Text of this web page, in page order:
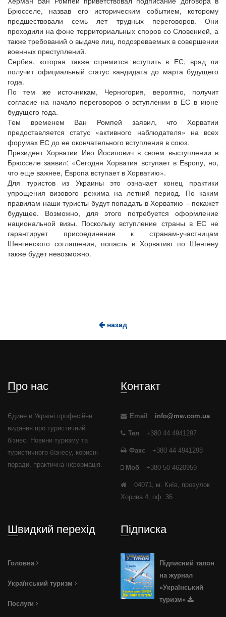
Брюсселе, назвав его историческим событием, которому
предшествовали семь лет трудных переговоров. Они
проходили на фоне территориальных споров со Словенией, а
также требований о выдаче лиц, подозреваемых в совершении
военных преступлений.
Сербия, которая также стремится вступить в ЕС, вряд ли
получит официальный статус кандидата до марта будущего
года.
По тем же источникам, Черногория, вероятно, получит
согласие на начало переговоров о вступлении в ЕС в июне
будущего года.
Тем временем Ван Ромпей заявил, что Хорватии
предоставляется статус «активного наблюдателя» на всех
форумах ЕС до ее окончательного вступления в союз.
Президент Хорватии Иво Йосипович в своем выступлении в
Брюсселе заявил: «Сегодня Хорватия вступает в Европу, но,
что еще важнее, Европа вступает в Хорватию».
Для туристов из Украины это означает конец практики
упрощения визового режима на летний период. По каким
правилам наши туристы будут попадать в Хорватию – покажет
будущее. Возможно, для этого потребуется оформление
национальной визы. Поскольку вступление страны в ЕС не
гарантирует присоединение к странам-участницам
Шенгенского соглашения, попасть в Хорватию по Шенгену
также будет невозможно.
назад
Про нас
Єдине в Україні професійне
видання про туристичний
бізнес. Новини туризму та
туристичного бізнесу, корисні
поради, практична інформація.
Контакт
Email info@mw.com.ua
Тел +380 44 4941297
Факс +380 44 4941298
Моб +380 50 4620959
04071, м. Київ, провулок
Хорива 4, оф. 36
Швидкий перехід
Головна
Український туризм
Послуги
Підписка
Підписний талон
на журнал
«Український
туризм»